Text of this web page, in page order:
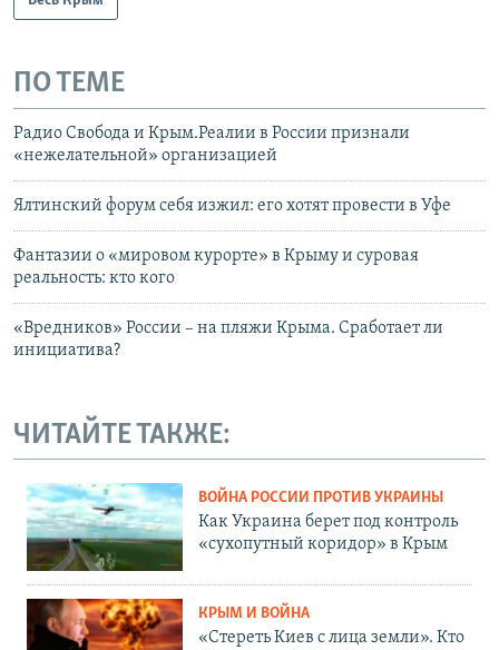
ПО ТЕМЕ
Радио Свобода и Крым.Реалии в России признали
«нежелательной» организацией
Ялтинский форум себя изжил: его хотят провести в Уфе
Фантазии о «мировом курорте» в Крыму и суровая
реальность: кто кого
«Вредников» России – на пляжи Крыма. Сработает ли
инициатива?
ЧИТАЙТЕ ТАКЖЕ:
ВОЙНА РОССИИ ПРОТИВ УКРАИНЫ
Как Украина берет под контроль
«сухопутный коридор» в Крым
КРЫМ И ВОЙНА
«Стереть Киев с лица земли». Кто